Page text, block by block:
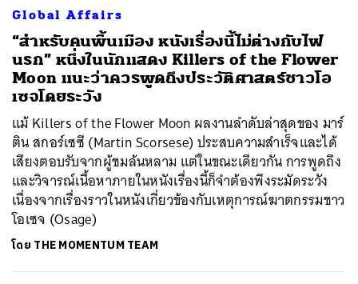
Global Affairs
“สำหรับคนพื้นเมือง หนังเรื่องนี้ไม่ต่างกับไฟ
นรก” หนึ่งในนักแสดง Killers of the Flower
Moon แนะว่าควรพูดถึงประวัติศาสตร์ชาวโอ
เซจโดยระวัง
แม้ Killers of the Flower Moon ผลงานลำดับล่าสุดของ มาร์
ติน สกอร์เซซี (Martin Scorsese) ประสบความสำเร็จและได้
เสียงตอบรับจากผู้ชมล้นหลาม แต่ในขณะเดียวกัน การพูดถึง
และวิจารณ์เนื้อหาภายในหนังเรื่องนี้ก็จำต้องพึงระมัดระวัง
เนื่องจากเรื่องราวในหนังเกี่ยวข้องกับเหตุการณ์ฆาตกรรมชาว
โอเซจ (Osage)
โดย THE MOMENTUM TEAM
SHARE LINE